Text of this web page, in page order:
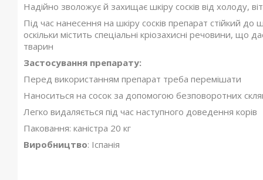
Надійно зволожує й захищає шкіру сосків від холоду,
Під час нанесення на шкіру сосків препарат стійкий
оскільки містить спеціальні кріозахисні речовини,
тварин
Застосування препарату:
Перед використанням препарат треба перемішати
Наноситься на сосок за допомогою безповоротних
Легко видаляється під час наступного доведення корів
Паковання: каністра 20 кг
Виробництво: Іспанія